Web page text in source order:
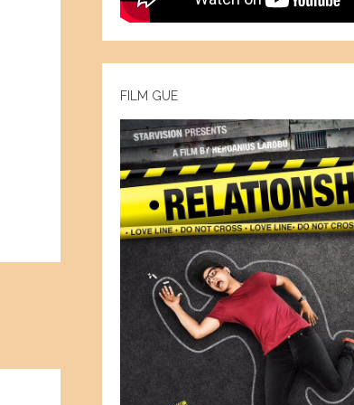
FILM GUE